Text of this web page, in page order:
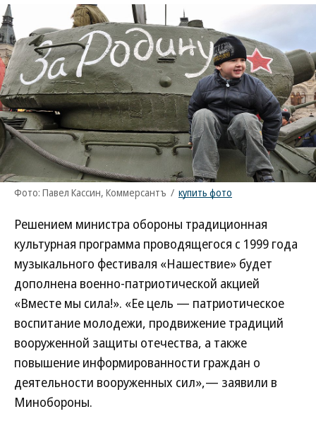
Фото: Павел Кассин, Коммерсантъ / купить фото
Решением министра обороны традиционная
культурная программа проводящегося с 1999 года
музыкального фестиваля «Нашествие» будет
дополнена военно-патриотической акцией
«Вместе мы сила!». «Ее цель — патриотическое
воспитание молодежи, продвижение традиций
вооруженной защиты отечества, а также
повышение информированности граждан о
деятельности вооруженных сил»,— заявили в
Минобороны.